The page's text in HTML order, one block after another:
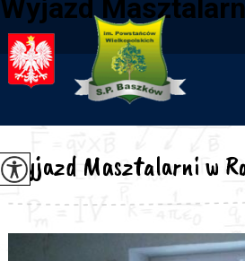
Wyjazd
Wyjazd Masztalarni w